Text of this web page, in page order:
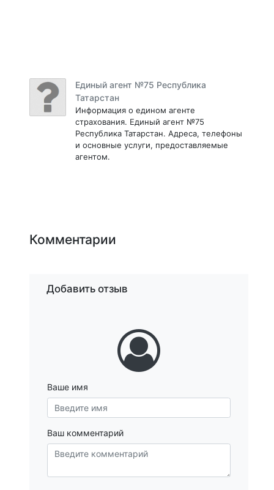
Единый агент №75 Республика
Татарстан
Информация о едином агенте
страхования. Единый агент №75
Республика Татарстан. Адреса, телефоны
и основные услуги, предоставляемые
агентом.
Комментарии
Добавить отзыв
Ваше имя
Ваш комментарий